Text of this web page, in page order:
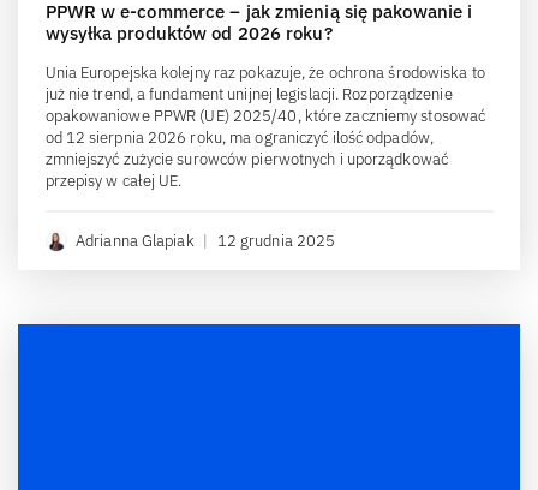
PPWR w e-commerce – jak zmienią się pakowanie i
wysyłka produktów od 2026 roku?
Unia Europejska kolejny raz pokazuje, że ochrona środowiska to
już nie trend, a fundament unijnej legislacji. Rozporządzenie
opakowaniowe PPWR (UE) 2025/40, które zaczniemy stosować
od 12 sierpnia 2026 roku, ma ograniczyć ilość odpadów,
zmniejszyć zużycie surowców pierwotnych i uporządkować
przepisy w całej UE.
Adrianna Glapiak | 12 grudnia 2025